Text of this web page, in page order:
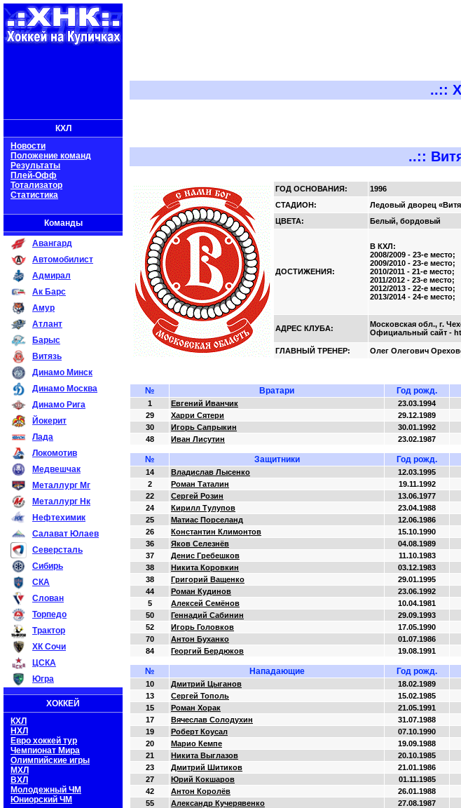
КХЛ
Новости
Положение команд
Результаты
Плей-Офф
Тотализатор
Статистика
Команды
Авангард
Автомобилист
Адмирал
Ак Барс
Амур
Атлант
Барыс
Витязь
Динамо Минск
Динамо Москва
Динамо Рига
Йокерит
Лада
Локомотив
Медвешчак
Металлург Мг
Металлург Нк
Нефтехимик
Салават Юлаев
Северсталь
Сибирь
СКА
Слован
Торпедо
Трактор
ХК Сочи
ЦСКА
Югра
ХОККЕЙ
КХЛ
НХЛ
Евро хоккей тур
Чемпионат Мира
Олимпийские игры
МХЛ
ВХЛ
Молодежный ЧМ
Юниорский ЧМ
..::
..::
ГОД ОСНОВАНИЯ:
1996
СТАДИОН:
Ледовый дворец
ЦВЕТА:
Белый, бордовый
ДОСТИЖЕНИЯ:
В КХЛ:
2008/2009 - 23-е место;
2009/2010 - 23-е место;
2010/2011 - 21-е место;
2011/2012 - 23-е место;
2012/2013 - 22-е место;
2013/2014 - 24-е место;
АДРЕС КЛУБА:
Московская обл., г.
Официальный сайт -
ГЛАВНЫЙ ТРЕНЕР: Олег Олегович
№ Вратари Год рожд.
1 Евгений Иванчик 23.03.1994
29
Харри Сятери 29.12.1989
30
Игорь Сапрыкин 30.01.1992
48
Иван Лисутин 23.02.1987
№ Защитники Год рожд.
14 Владислав Лысенко 12.03.1995
2
Роман Таталин 19.11.1992
22
Сергей Розин 13.06.1977
24
Кирилл Тулупов 23.04.1988
25
Матиас Порселанд 12.06.1986
26
Константин Климонтов 15.10.1990
36
Яков Селезнёв 04.08.1989
37
Денис Гребешков 11.10.1983
38
Никита Коровкин 03.12.1983
38
Григорий Ващенко 29.01.1995
44
Роман Кудинов 23.06.1992
5
Алексей Семёнов 10.04.1981
50
Геннадий Сабинин 29.09.1993
52
Игорь Головков 17.05.1990
70
Антон Буханко 01.07.1986
84
Георгий Бердюков 19.08.1991
№ Нападающие Год рожд.
10 Дмитрий Цыганов 18.02.1989
13
Сергей Тополь 15.02.1985
15
Роман Хорак 21.05.1991
17
Вячеслав Солодухин 31.07.1988
19
Роберт Коусал 07.10.1990
20
Марио Кемпе 19.09.1988
21
Никита Выглазов 20.10.1985
23
Дмитрий Шитиков 21.01.1986
27
Юрий Кокшаров 01.11.1985
42
Антон Королёв 26.01.1988
55
Александр Кучерявенко 27.08.1987